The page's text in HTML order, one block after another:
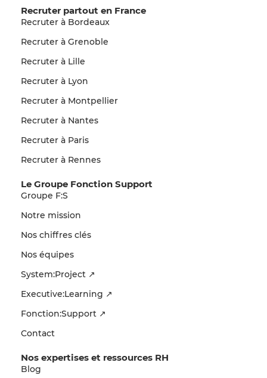
Nos expertises et ressources RH
Blog
Recruter partout en France
Recruter à Bordeaux
Recruter à Grenoble
Recruter à Lille
Recruter à Lyon
Recruter à Montpellier
Recruter à Nantes
Recruter à Paris
Recruter à Rennes
Le Groupe Fonction Support
Groupe F:S
Notre mission
Nos chiffres clés
Nos équipes
System:Project ↗
Executive:Learning ↗
Fonction:Support ↗
Contact